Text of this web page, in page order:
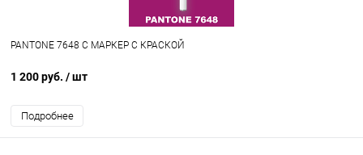
PANTONE 7648 C МАРКЕР С КРАСКОЙ
1 200 руб. / шт
Подробнее